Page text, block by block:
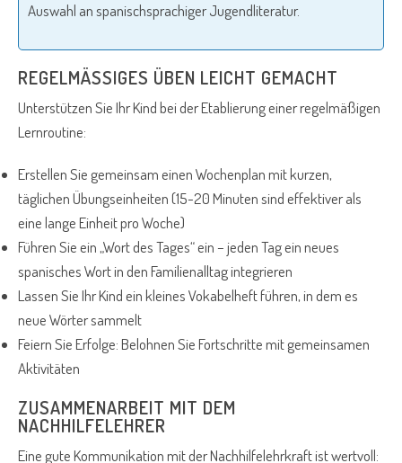
Auswahl an spanischsprachiger Jugendliteratur.
REGELMÄSSIGES ÜBEN LEICHT GEMACHT
Unterstützen Sie Ihr Kind bei der Etablierung einer regelmäßigen
Lernroutine:
Erstellen Sie gemeinsam einen Wochenplan mit kurzen,
täglichen Übungseinheiten (15-20 Minuten sind effektiver als
eine lange Einheit pro Woche)
Führen Sie ein „Wort des Tages“ ein – jeden Tag ein neues
spanisches Wort in den Familienalltag integrieren
Lassen Sie Ihr Kind ein kleines Vokabelheft führen, in dem es
neue Wörter sammelt
Feiern Sie Erfolge: Belohnen Sie Fortschritte mit gemeinsamen
Aktivitäten
ZUSAMMENARBEIT MIT DEM
NACHHILFELEHRER
Eine gute Kommunikation mit der Nachhilfelehrkraft ist wertvoll: